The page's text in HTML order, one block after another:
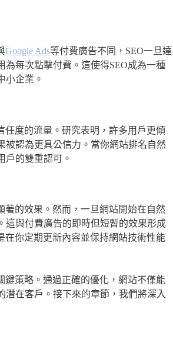
Google Ads等付費廣告不同，SEO一旦達
每次點擊付費。這使得SEO成為一種
小企業。
任度的流量。研究表明，許多用戶更傾
被認為更具公信力。當你網站排名自然
戶的雙重認可。
著的效果。然而，一旦網站開始在自然
這與付費廣告的即時但短暫的效果形成
在你定期更新內容並保持網站技術性能
鍵策略。通過正確的優化，網站不僅能
在客戶。接下來的章節，我們將深入